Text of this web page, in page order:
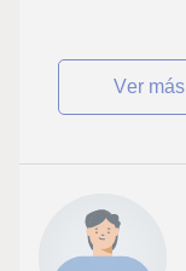
ver más